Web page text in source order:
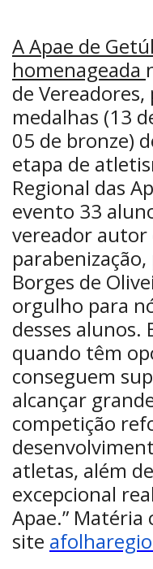
A Apae de
homenageada
de
medalhas (13
05 de bronze)
etapa de
Regional das
evento 33
vereador autor
Borges de
orgulho para
desses alunos.
quando têm
conseguem
alcançar
competição
atletas, além
excepcional
Apae.”
site